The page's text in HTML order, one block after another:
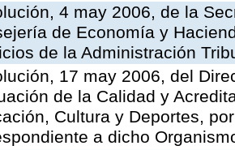
4 may 2006, de la
de Economía y
de la Administración
17 may 2006, del
de la Calidad y
Cultura y Deportes,
a dicho